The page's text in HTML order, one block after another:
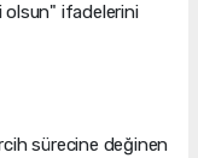
olsun" ifadelerini
sürecine değinen